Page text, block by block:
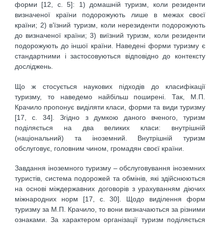
форми [12, с. 5]: 1) домашній туризм, коли резиденти
визначеної країни подорожують лише в межах своєї
країни; 2) в’їзний туризм, коли нерезиденти подорожують
до визначеної країни; 3) виїзний туризм, коли резиденти
подорожують до іншої країни. Наведені форми туризму є
стандартними і застосовуються відповідно до контексту
досліджень.
Що ж стосується наукових підходів до класифікації
туризму, то наведемо найбільш поширені. Так, М.П.
Крачило пропонує виділяти класи, форми та види туризму
[17, с. 34]. Згідно з думкою даного вченого, туризм
поділяється на два великих класи: внутрішній
(національний) та іноземний. Внутрішній туризм
обслуговує, головним чином, громадян своєї країни.
Завдання іноземного туризму – обслуговування іноземних
туристів, система подорожей та обмінів, які здійснюються
на основі міждержавних договорів з урахуванням діючих
міжнародних норм [17, с. 30]. Щодо виділення форм
туризму за М.П. Крачило, то вони визначаються за різними
ознаками. За характером організації туризм поділяється